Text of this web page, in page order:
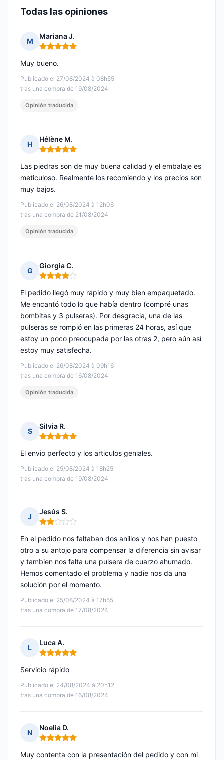
Todas las opiniones
M
Mariana J.
Nota: 5 de 5
Publicado el 27/08/2024 à 08h55
tras una compra de 19/08/2024
Muy bueno.
Opinión traducida
H
Hélène M.
Nota: 5 de 5
Publicado el 26/08/2024 à 12h06
tras una compra de 21/08/2024
Las piedras son de muy buena calidad y el embalaje es
meticuloso. Realmente los recomiendo y los precios son
muy bajos.
Opinión traducida
G
Giorgia C.
Nota: 4 de 5
Publicado el 26/08/2024 à 09h16
tras una compra de 16/08/2024
El pedido llegó muy rápido y muy bien empaquetado.
Me encantó todo lo que había dentro (compré unas
bombitas y 3 pulseras). Por desgracia, una de las
pulseras se rompió en las primeras 24 horas, así que
estoy un poco preocupada por las otras 2, pero aún así
estoy muy satisfecha.
Opinión traducida
S
Silvia R.
Nota: 5 de 5
Publicado el 25/08/2024 à 18h25
tras una compra de 19/08/2024
El envio perfecto y los articulos geniales.
J
Jesús S.
Nota: 2 de 5
Publicado el 25/08/2024 à 17h55
tras una compra de 17/08/2024
En el pedido nos faltaban dos anillos y nos han puesto
otro a su antojo para compensar la diferencia sin avisar
y tambien nos falta una pulsera de cuarzo ahumado.
Hemos comentado el problema y nadie nos da una
solución por el momento.
L
Luca A.
Nota: 5 de 5
Publicado el 24/08/2024 à 20h12
tras una compra de 16/08/2024
Servicio rápido
N
Noelia D.
Nota: 5 de 5
Muy contenta con la presentación del pedido y con mi